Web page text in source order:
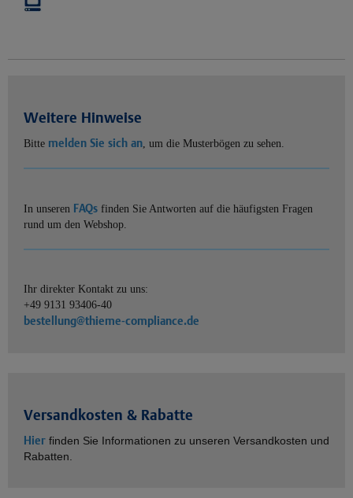
Weitere Hinweise
Bitte melden Sie sich an, um die Musterbögen zu sehen.
In unseren FAQs finden Sie Antworten auf die häufigsten Fragen
rund um den Webshop.
Ihr direkter Kontakt zu uns:
+49 9131 93406-40
bestellung@thieme-compliance.de
Versandkosten & Rabatte
Hier finden Sie Informationen zu unseren Versandkosten und
Rabatten.